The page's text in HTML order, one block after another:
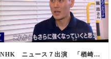
NHK ニュース７出演 「楢崎智亜選手 強さの秘訣」